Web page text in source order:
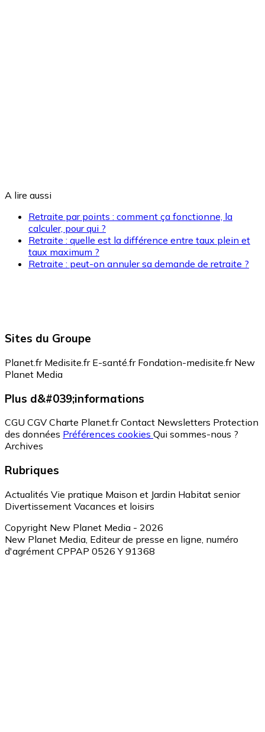
A lire aussi
Retraite par points : comment ça fonctionne, la
calculer, pour qui ?
Retraite : quelle est la différence entre taux plein et
taux maximum ?
Retraite : peut-on annuler sa demande de retraite ?
Sites du Groupe
Planet.fr Medisite.fr E-santé.fr Fondation-medisite.fr New
Planet Media
Plus d&#039;informations
CGU CGV Charte Planet.fr Contact Newsletters Protection
des données Préférences cookies Qui sommes-nous ?
Archives
Rubriques
Actualités Vie pratique Maison et Jardin Habitat senior
Divertissement Vacances et loisirs
Copyright New Planet Media - 2026
New Planet Media, Editeur de presse en ligne, numéro
d'agrément CPPAP 0526 Y 91368